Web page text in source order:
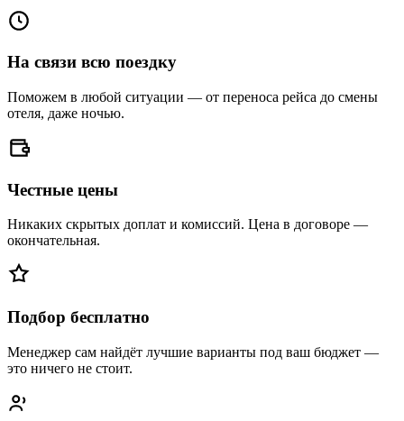
На связи всю поездку
Поможем в любой ситуации — от переноса рейса до смены
отеля, даже ночью.
Честные цены
Никаких скрытых доплат и комиссий. Цена в договоре —
окончательная.
Подбор бесплатно
Менеджер сам найдёт лучшие варианты под ваш бюджет —
это ничего не стоит.